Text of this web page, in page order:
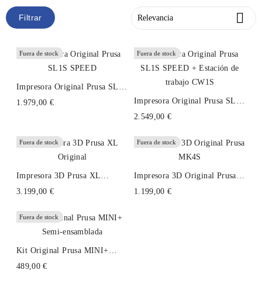
Filtrar Relevancia 
Fuera de stock
Impresora Original Prusa SL1S
1.979,00 €
Fuera de stock
Impresora Original Prusa SL1S
CW1S
2.549,00 €
Fuera de stock
Impresora 3D Prusa XL
3.199,00 €
Fuera de stock
Impresora 3D Original Prusa
1.199,00 €
Fuera de stock
Kit Original Prusa MINI+
489,00 €